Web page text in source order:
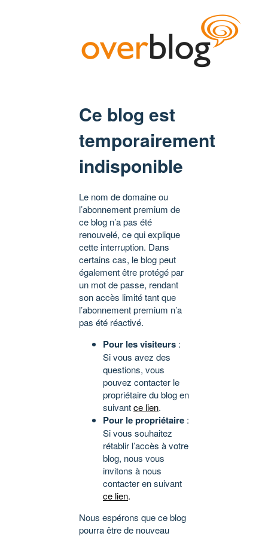
Ce blog est
temporairement
indisponible
Le nom de domaine ou
l’abonnement premium de
ce blog n’a pas été
renouvelé, ce qui explique
cette interruption. Dans
certains cas, le blog peut
également être protégé par
un mot de passe, rendant
son accès limité tant que
l’abonnement premium n’a
pas été réactivé.
Pour les visiteurs :
Si vous avez des
questions, vous
pouvez contacter le
propriétaire du blog en
suivantce lien.
Pour le propriétaire :
Si vous souhaitez
rétablir l’accès à votre
blog, nous vous
invitons à nous
contacter en suivant
ce lien.
Nous espérons que ce blog
pourra être de nouveau